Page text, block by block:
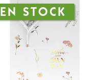
EN STOCK